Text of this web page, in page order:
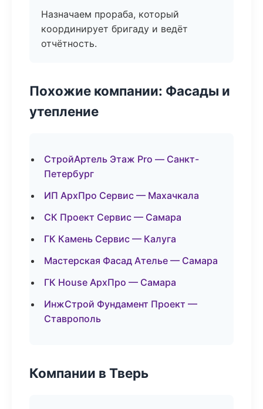
Назначаем прораба, который
координирует бригаду и ведёт
отчётность.
Похожие компании: Фасады и
утепление
СтройАртель Этаж Pro — Санкт-
Петербург
ИП АрхПро Сервис — Махачкала
СК Проект Сервис — Самара
ГК Камень Сервис — Калуга
Мастерская Фасад Ателье — Самара
ГК House АрхПро — Самара
ИнжСтрой Фундамент Проект —
Ставрополь
Компании в Тверь